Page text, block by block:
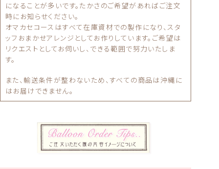
になることが多いです。たかさのご希望があればご注文
時にお知らせください。
オマカセコースはすべて在庫資材での製作になり、スタ
ッフおまかせアレンジとしてお作りしています。ご希望は
リクエストとしてお伺いし、できる範囲で努力いたしま
す。
また、輸送条件が整わないため、すべての商品は沖縄に
はお届けできません。